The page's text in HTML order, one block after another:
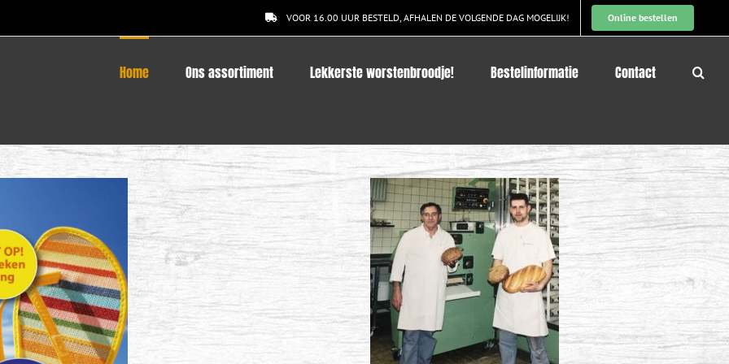
VOOR 16.00 UUR BESTELD, AFHALEN DE VOLGENDE DAG MOGELIJK! Online bestellen
Home Ons assortiment Lekkerste worstenbroodje! Bestelinformatie Contact